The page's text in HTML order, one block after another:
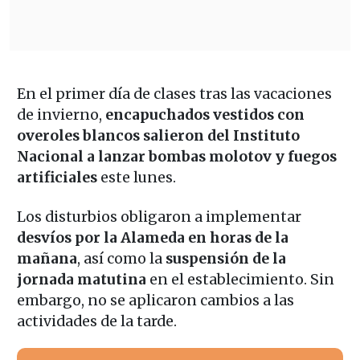
En el primer día de clases tras las vacaciones
de invierno, encapuchados vestidos con
overoles blancos salieron del Instituto
Nacional a lanzar bombas molotov y fuegos
artificialeseste lunes.
Los disturbios obligaron a implementar
desvíos por la Alameda en horas de la
mañana, así como la suspensión de la
jornada matutina en el establecimiento. Sin
embargo, no se aplicaron cambios a las
actividades de la tarde.